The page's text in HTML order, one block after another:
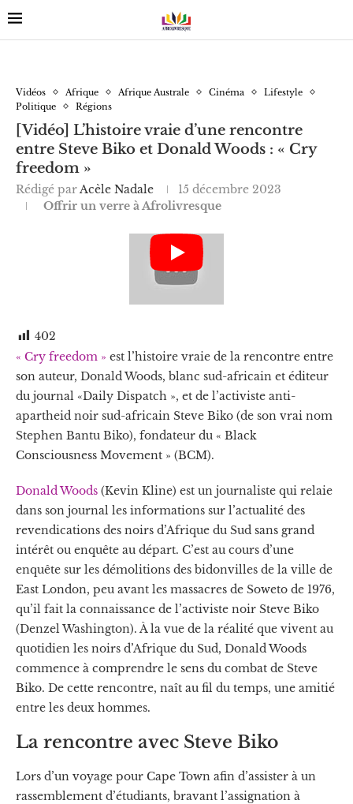
Vidéos Afrique Afrique Australe Cinéma
Lifestyle
Politique
Régions
[Vidéo] L’histoire vraie d’une rencontre
entre Steve Biko et Donald Woods : « Cry
freedom »
Rédigé parAcèle Nadale
15 décembre 2023
Offrir un verre à Afrolivresque
402
« Cry freedom » est l’histoire vraie de la rencontre entre
son auteur, Donald Woods, blanc sud-africain et éditeur
du journal «Daily Dispatch », et de l’activiste anti-
apartheid noir sud-africain Steve Biko (de son vrai nom
Stephen Bantu Biko), fondateur du « Black
Consciousness Movement » (BCM).
Donald Woods (Kevin Kline) est un journaliste qui relaie
dans son journal les informations sur l’actualité des
revendications des noirs d’Afrique du Sud sans grand
intérêt ou enquête au départ. C’est au cours d’une
enquête sur les démolitions des bidonvilles de la ville de
East London, peu avant les massacres de Soweto de 1976,
qu’il fait la connaissance de l’activiste noir Steve Biko
(Denzel Washington). À la vue de la réalité que vivent au
quotidien les noirs d’Afrique du Sud, Donald Woods
commence à comprendre le sens du combat de Steve
Biko. De cette rencontre, naît au fil du temps, une amitié
entre les deux hommes.
La rencontre avec Steve Biko
Lors d’un voyage pour Cape Town afin d’assister à un
rassemblement d’étudiants, bravant l’assignation à